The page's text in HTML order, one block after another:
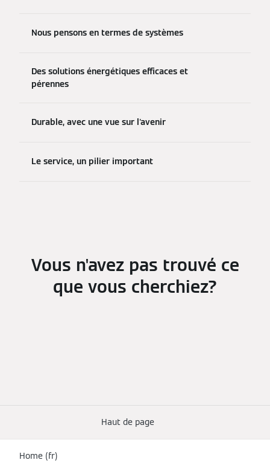
Nous pensons en termes de systèmes
Des solutions énergétiques efficaces et
pérennes
Durable, avec une vue sur l'avenir
Le service, un pilier important
Vous n'avez pas trouvé ce
que vous cherchiez?
Haut de page
Home (fr)